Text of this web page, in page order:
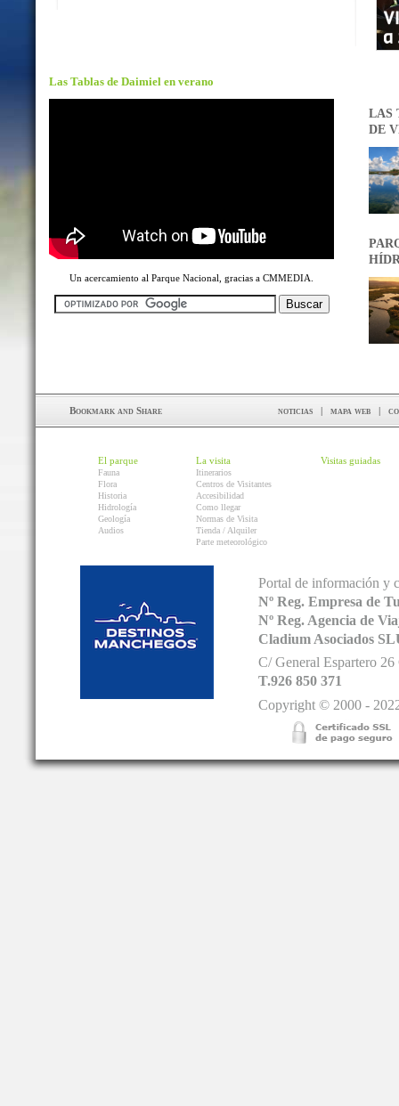
Las Tablas de Daimiel en verano
Un acercamiento al Parque Nacional, gracias a CMMEDIA.
LAS
DE
noticias | mapa web |
El parque
Fauna
Flora
Historia
Hidrología
Geología
Audios
La visita
Itinerarios
Centros de Visitantes
Accesibilidad
Como llegar
Normas de Visita
Tienda / Alquiler
Parte meteorológico
Visitas guiadas
Portal de información y
Nº Reg. Empresa de
Nº Reg. Agencia de
Cladium Asociados
C/ General Espartero
T.926 850 371
Copyright © 2000 -